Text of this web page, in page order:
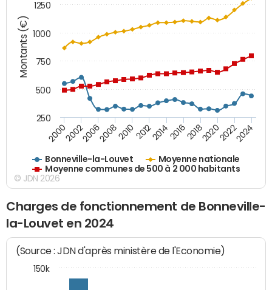
Montants (€)
Bonneville-la-Louvet
Moyenne nationale
Moyenne communes de 500 à 2 000 habitants
200020022006200820102012201420162018202020222024
250
500
750
1000
1250
© JDN 2026
Charges de fonctionnement de Bonneville-
la-Louvet en 2024
(Source : JDN d'après ministère de l'Economie)
150k